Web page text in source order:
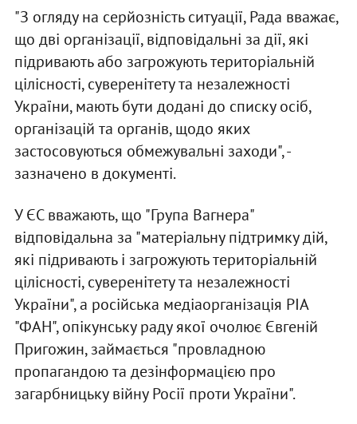
"З огляду на серйозність ситуації, Рада вважає,
що дві організації, відповідальні за дії, які
підривають або загрожують територіальній
цілісності, суверенітету та незалежності
України, мають бути додані до списку осіб,
організацій та органів, щодо яких
застосовуються обмежувальні заходи", -
зазначено в документі.
У ЄС вважають, що "Група Вагнера"
відповідальна за "матеріальну підтримку дій,
які підривають і загрожують територіальній
цілісності, суверенітету та незалежності
України", а російська медіаорганізація РІА
"ФАН", опікунську раду якої очолює Євгеній
Пригожин, займається "провладною
пропагандою та дезінформацією про
загарбницьку війну Росії проти України".